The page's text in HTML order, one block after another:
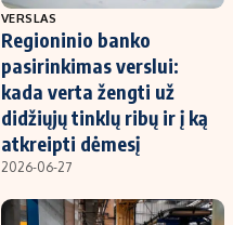
VERSLAS
Regioninio banko
pasirinkimas verslui:
kada verta žengti už
didžiųjų tinklų ribų ir į ką
atkreipti dėmesį
2026-06-27